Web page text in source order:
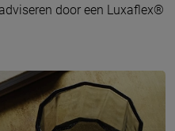
door een Luxaflex®